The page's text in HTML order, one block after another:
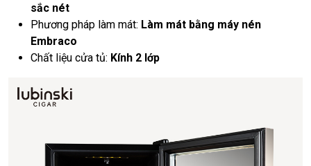
sắc nét
Phương pháp làm mát: Làm mát bằng máy nén
Embraco
Chất liệu cửa tủ: Kính 2 lớp